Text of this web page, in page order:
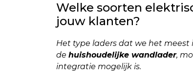
Welke soorten
jouw klanten?
Het type laders dat we het
de huishoudelijke wandlader,
integratie mogelijk is.